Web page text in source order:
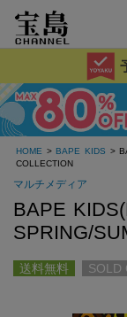
HOME > BAPE KIDS >
COLLECTION
マルチメディア
BAPE
SPRING/
送料無料 SOLD